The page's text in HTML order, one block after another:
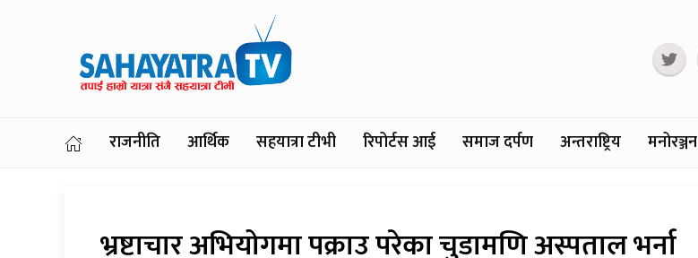
राजनीति आर्थिक सहयात्रा टीभी रिपोर्टस आई समाज दर्पण अन्तराष्ट्रिय मनोरञ्जन
भ्रष्टाचार अभियोगमा पक्राउ परेका चुडामणि अस्पताल भर्ना